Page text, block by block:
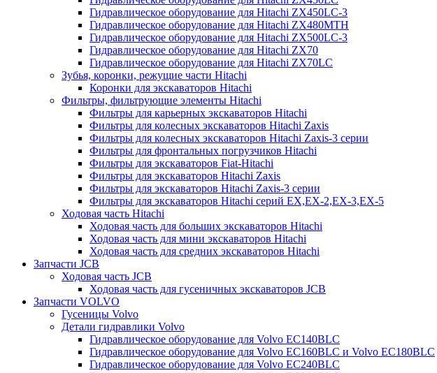
Гидравлическое оборудование для Hitachi ZX450LC-3
Гидравлическое оборудование для Hitachi ZX480MTH
Гидравлическое оборудование для Hitachi ZX500LC-3
Гидравлическое оборудование для Hitachi ZX70
Гидравлическое оборудование для Hitachi ZX70LC
Зубья, коронки, режущие части Hitachi
Коронки для экскаваторов Hitachi
Фильтры, фильтрующие элементы Hitachi
Фильтры для карьерных экскаваторов Hitachi
Фильтры для колесных экскаваторов Hitachi Zaxis
Фильтры для колесных экскаваторов Hitachi Zaxis-3 серии
Фильтры для фронтальных погрузчиков Hitachi
Фильтры для экскаваторов Fiat-Hitachi
Фильтры для экскаваторов Hitachi Zaxis
Фильтры для экскаваторов Hitachi Zaxis-3 серии
Фильтры для экскаваторов Hitachi серий EX,EX-2,EX-3,EX-5
Ходовая часть Hitachi
Ходовая часть для больших экскаваторов Hitachi
Ходовая часть для мини экскаваторов Hitachi
Ходовая часть для средних экскаваторов Hitachi
Запчасти JCB
Ходовая часть JCB
Ходовая часть для гусеничных экскаваторов JCB
Запчасти VOLVO
Гусеницы Volvo
Детали гидравлики Volvo
Гидравлическое оборудование для Volvo EC140BLC
Гидравлическое оборудование для Volvo EC160BLC и Volvo EC180BLC
Гидравлическое оборудование для Volvo EC240BLC